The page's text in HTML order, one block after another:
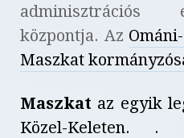
adminisztrációs
központja. Az
Maszkat
Maszkat az egyik
Közel-Keleten. .